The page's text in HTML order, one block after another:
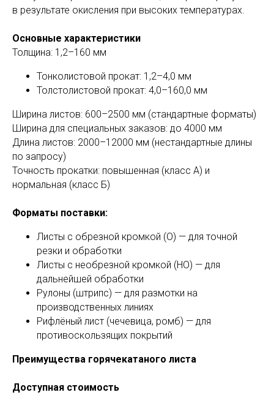
в результате окисления при высоких температурах.
Основные характеристики
Толщина: 1,2–160 мм
Тонколистовой прокат: 1,2–4,0 мм
Толстолистовой прокат: 4,0–160,0 мм
Ширина листов: 600–2500 мм (стандартные форматы)
Ширина для специальных заказов: до 4000 мм
Длина листов: 2000–12000 мм (нестандартные длины
по запросу)
Точность прокатки: повышенная (класс А) и
нормальная (класс Б)
Форматы поставки:
Листы с обрезной кромкой (О) — для точной
резки и обработки
Листы с необрезной кромкой (НО) — для
дальнейшей обработки
Рулоны (штрипс) — для размотки на
производственных линиях
Рифлёный лист (чечевица, ромб) — для
противоскользящих покрытий
Преимущества горячекатаного листа
Доступная стоимость